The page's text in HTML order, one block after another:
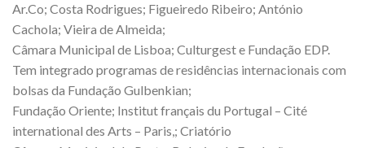
Ar.Co; Costa Rodrigues; Figueiredo Ribeiro; António
Cachola; Vieira de Almeida;
Câmara Municipal de Lisboa; Culturgest e Fundação EDP.
Tem integrado programas de residências internacionais com
bolsas da Fundação Gulbenkian;
Fundação Oriente; Institut français du Portugal – Cité
international des Arts – Paris,; Criatório